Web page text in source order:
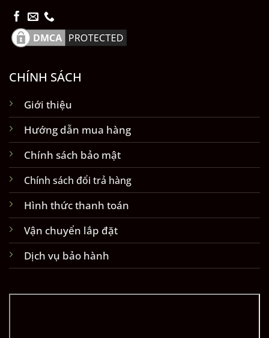
CHÍNH SÁCH
Giới thiệu
Hướng dẫn mua hàng
Chính sách bảo mật
Chính sách đổi trả hàng
Hình thức thanh toán
Vận chuyển lắp đặt
Dịch vụ bảo hành